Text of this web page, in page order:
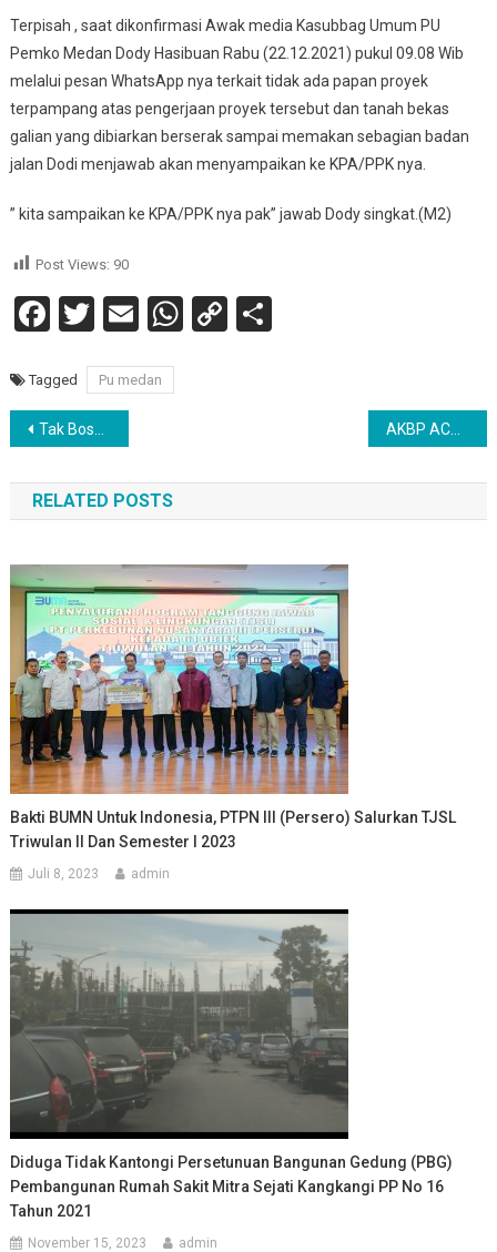
Terpisah , saat dikonfirmasi Awak media Kasubbag Umum PU
Pemko Medan Dody Hasibuan Rabu (22.12.2021) pukul 09.08 Wib
melalui pesan WhatsApp nya terkait tidak ada papan proyek
terpampang atas pengerjaan proyek tersebut dan tanah bekas
galian yang dibiarkan berserak sampai memakan sebagian badan
jalan Dodi menjawab akan menyampaikan ke KPA/PPK nya.
” kita sampaikan ke KPA/PPK nya pak” jawab Dody singkat.(M2)
Post Views: 90
Facebook
Twitter
EmailWhatsApp
CopyShare
Tagged Pu medan
Navigasi
pos
Tak Bosan-bosan, Kapolsek Bangun AKP L.S Gultom.SH, Mengajak Masyarakat Agar Di Vaksin AKBP ACHMAD MUHAIMIN RESMI PIMPIN POLRES HUMBAHAS
RELATED POSTS
Bakti BUMN Untuk Indonesia, PTPN III (Persero) Salurkan TJSL
Triwulan II Dan Semester I 2023
Juli 8, 2023 admin
Diduga Tidak Kantongi Persetunuan Bangunan Gedung (PBG)
Pembangunan Rumah Sakit Mitra Sejati Kangkangi PP No 16
Tahun 2021
November 15, 2023 admin